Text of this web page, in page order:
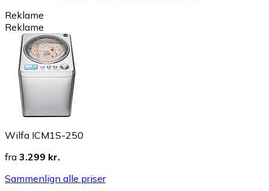
Reklame
Reklame
Wilfa ICM1S-250
fra 3.299 kr.
Sammenlign alle priser